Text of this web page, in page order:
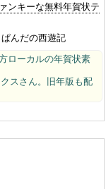
ンキーな無料年賀状テ
んだの西遊記
ローカルの年賀状素
スさん。旧年版も配